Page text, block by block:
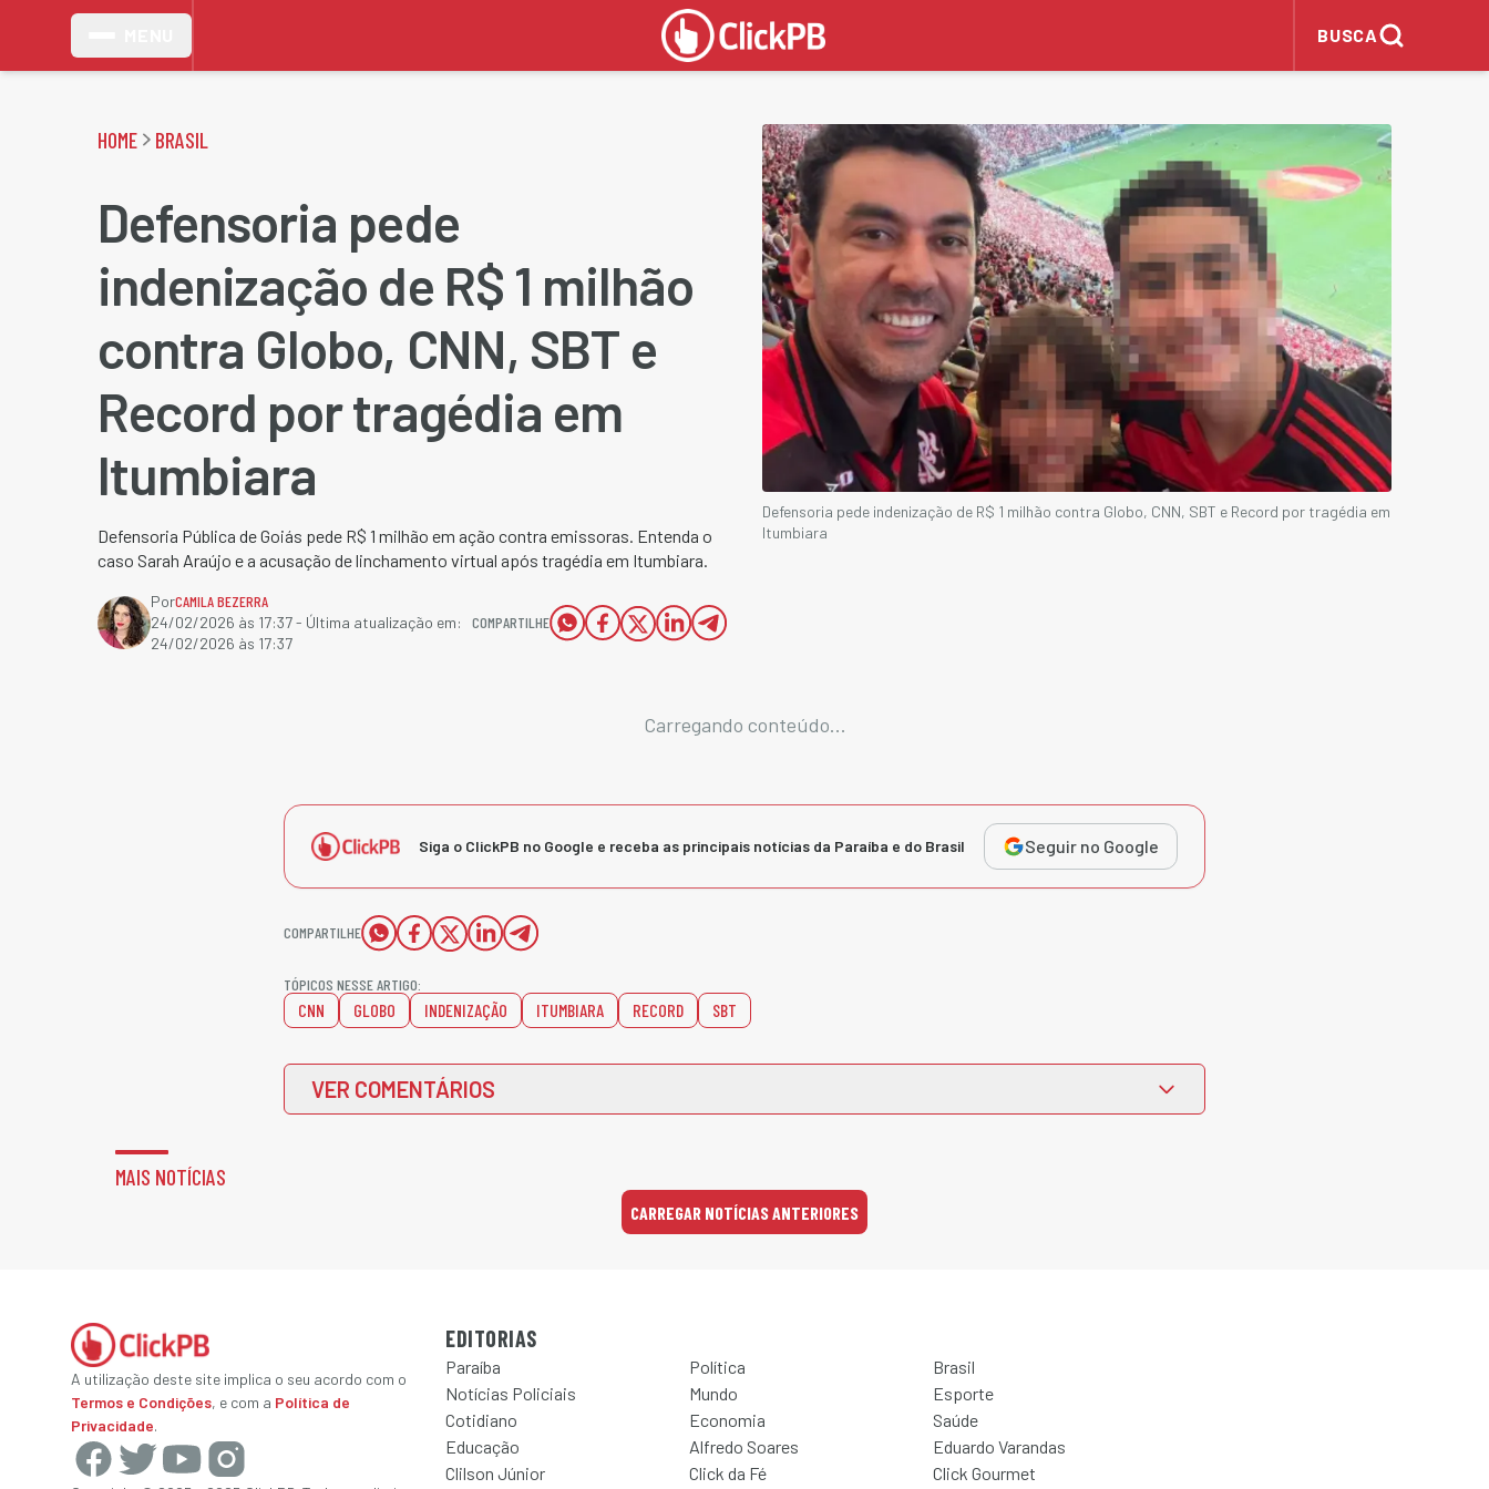
BUSCA
HOME BRASIL
Defensoria pede
indenização de R$ 1 milhão
contra Globo, CNN, SBT e
Record por tragédia em
Itumbiara
Defensoria Pública de Goiás pede R$ 1 milhão em ação contra emissoras. Entenda o
caso Sarah Araújo e a acusação de linchamento virtual após tragédia em Itumbiara.
PorCAMILA BEZERRA
24/02/2026 às 17:37- Última atualização em:
24/02/2026 às 17:37
COMPARTILHE
Defensoria pede indenização de R$ 1 milhão contra Globo, CNN, SBT e Record por tragédia em
Itumbiara
Carregando conteúdo...
Siga o ClickPB no Google e receba as principais notícias da Paraíba e do Brasil Seguir no Google
COMPARTILHE
TÓPICOS NESSE ARTIGO:
CNN GLOBO INDENIZAÇÃO ITUMBIARA RECORD SBT
VER COMENTÁRIOS
MAIS NOTÍCIAS
CARREGAR NOTÍCIAS ANTERIORES
A utilização deste site implica o seu acordo com o
Termos e Condições, e com a Política de
Privacidade.
EDITORIAS
Paraíba Política
Brasil
Notícias Policiais
Mundo
Esporte
Cotidiano
Economia
Saúde
Educação
Alfredo Soares
Eduardo Varandas
Clilson Júnior
Click da Fé Click Gourmet